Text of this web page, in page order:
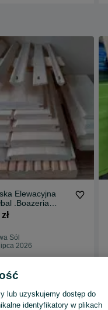
Elewacyjna
.Boazeria
Nowa Sól
Sól
2026
lub uzyskujemy dostęp do
identyfikatory w plikach